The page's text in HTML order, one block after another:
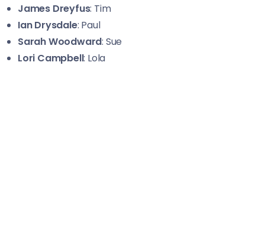
James Dreyfus: Tim
Ian Drysdale: Paul
Sarah Woodward: Sue
Lori Campbell: Lola